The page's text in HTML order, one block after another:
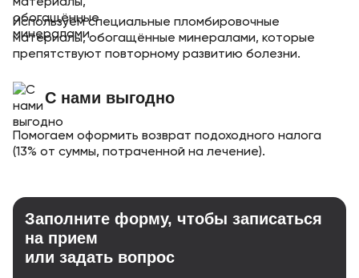
Используем специальные пломбировочные
материалы, обогащённые минералами, которые
препятствуют повторному развитию болезни.
С нами выгодно
Помогаем оформить возврат подоходного налога
(13% от суммы, потраченной на лечение).
Заполните форму, чтобы записаться
на прием
или задать вопрос